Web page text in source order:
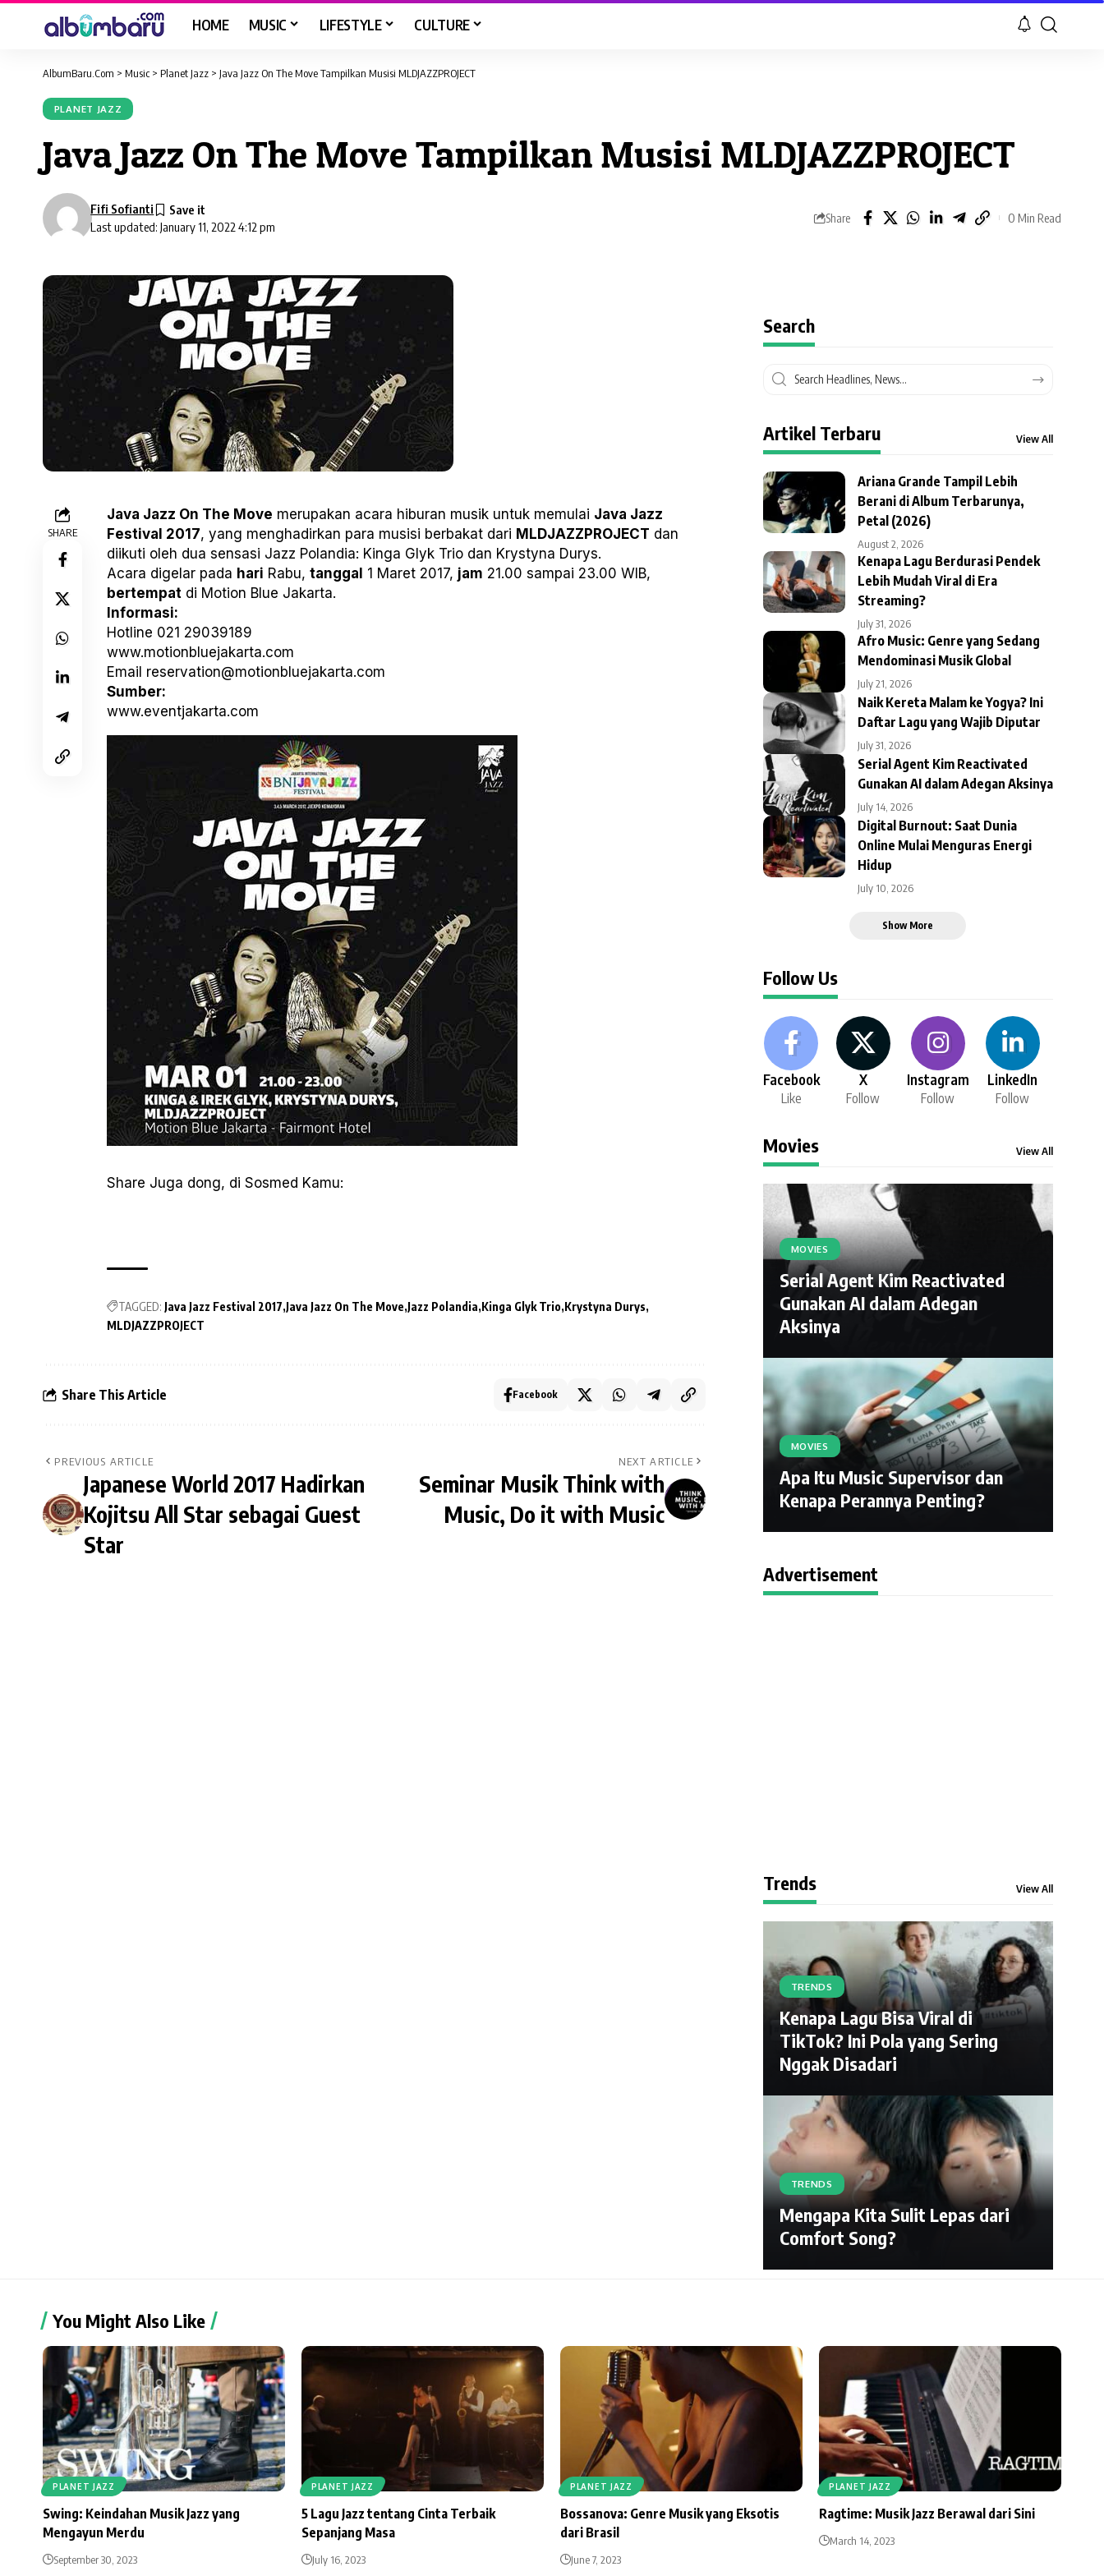
HOME MUSIC LIFESTYLE CULTURE
AlbumBaru.Com > Music > Planet Jazz > Java Jazz On The Move Tampilkan Musisi MLDJAZZPROJECT
PLANET JAZZ
Java Jazz On The Move Tampilkan Musisi MLDJAZZPROJECT
Last updated: January 11, 2022 4:12 pm
Fifi Sofianti
Share 0 Min Read
SHARE
Java Jazz On The Move merupakan acara hiburan musik untuk memulai Java Jazz
Festival 2017, yang menghadirkan para musisi berbakat dari MLDJAZZPROJECT dan
diikuti oleh dua sensasi Jazz Polandia: Kinga Glyk Trio dan Krystyna Durys.
Acara digelar pada hari Rabu, tanggal 1 Maret 2017, jam 21.00 sampai 23.00 WIB,
bertempat di Motion Blue Jakarta.
Informasi:
Hotline 021 29039189
www.motionbluejakarta.com
Email reservation@motionbluejakarta.com
Sumber:
www.eventjakarta.com
Share Juga dong, di Sosmed Kamu:
TAGGED: Java Jazz Festival 2017 Java Jazz On The Move Jazz Polandia Kinga Glyk Trio Krystyna Durys
MLDJAZZPROJECT
Share This Article Facebook
PREVIOUS ARTICLE
Japanese World 2017 Hadirkan
Kojitsu All Star sebagai Guest
Star
NEXT ARTICLE
Seminar Musik Think with
Music, Do it with Music
Search
Artikel Terbaru View All
Ariana Grande Tampil Lebih
Berani di Album Terbarunya,
Petal (2026)
August 2, 2026
Kenapa Lagu Berdurasi Pendek
Lebih Mudah Viral di Era
Streaming?
July 31, 2026
Afro Music: Genre yang Sedang
Mendominasi Musik Global
July 21, 2026
Naik Kereta Malam ke Yogya? Ini
Daftar Lagu yang Wajib Diputar
July 31, 2026
Serial Agent Kim Reactivated
Gunakan AI dalam Adegan Aksinya
July 14, 2026
Digital Burnout: Saat Dunia
Online Mulai Menguras Energi
Hidup
July 10, 2026
Show More
Follow Us
Facebook
Like
X
Follow
Instagram
Follow
LinkedIn
Follow
Movies View All
MOVIES
Serial Agent Kim Reactivated
Gunakan AI dalam Adegan
Aksinya
MOVIES
Apa Itu Music Supervisor dan
Kenapa Perannya Penting?
Advertisement
Trends View All
TRENDS
Kenapa Lagu Bisa Viral di
TikTok? Ini Pola yang Sering
Nggak Disadari
TRENDS
Mengapa Kita Sulit Lepas dari
Comfort Song?
You Might Also Like
PLANET JAZZ
Swing: Keindahan Musik Jazz yang
Mengayun Merdu
September 30, 2023
PLANET JAZZ
5 Lagu Jazz tentang Cinta Terbaik
Sepanjang Masa
July 16, 2023
PLANET JAZZ
Bossanova: Genre Musik yang Eksotis
dari Brasil
June 7, 2023
PLANET JAZZ
Ragtime: Musik Jazz Berawal dari Sini
March 14, 2023